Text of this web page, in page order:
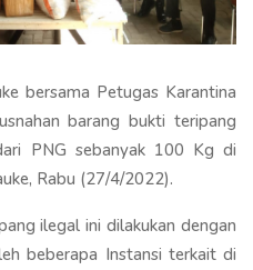
bersama Petugas Karantina
barang bukti teripang
PNG sebanyak 100 Kg di
Rabu (27/4/2022).
ilegal ini dilakukan dengan
beberapa Instansi terkait di